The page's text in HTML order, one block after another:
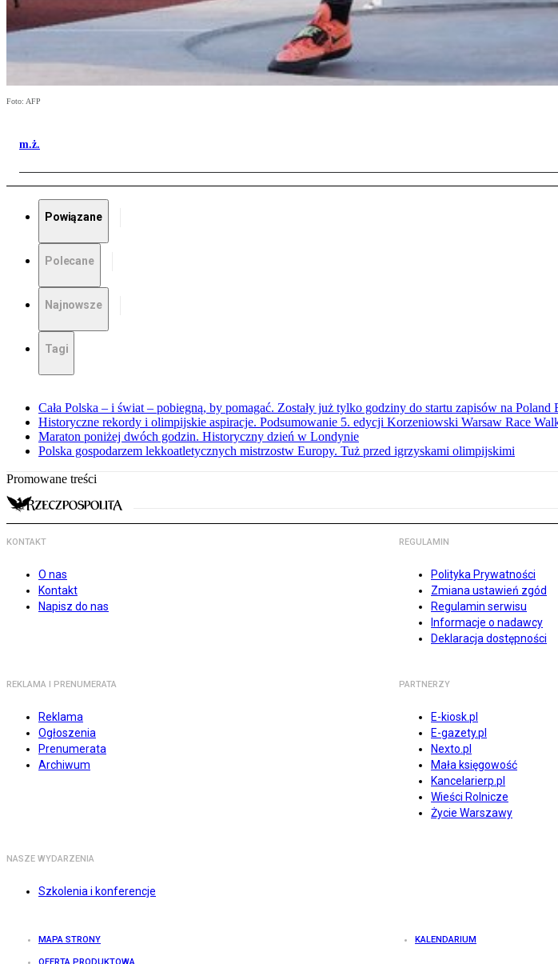
Foto: AFP
m.ż.
Powiązane
Polecane
Najnowsze
Tagi
Cała Polska – i świat – pobiegną, by pomagać. Zostały już tylko godziny do startu zapisów na Poland
Historyczne rekordy i olimpijskie aspiracje. Podsumowanie 5. edycji Korzeniowski Warsaw Race
Maraton poniżej dwóch godzin. Historyczny dzień w Londynie
Polska gospodarzem lekkoatletycznych mistrzostw Europy. Tuż przed igrzyskami olimpijskimi
Promowane treści
KONTAKT
O nas
Kontakt
Napisz do nas
REGULAMIN
Polityka Prywatności
Zmiana ustawień zgód
Regulamin serwisu
Informacje o nadawcy
Deklaracja dostępności
REKLAMA I PRENUMERATA
Reklama
Ogłoszenia
Prenumerata
Archiwum
PARTNERZY
E-kiosk.pl
E-gazety.pl
Nexto.pl
Mała księgowość
Kancelarierp.pl
Wieści Rolnicze
Życie Warszawy
NASZE WYDARZENIA
Szkolenia i konferencje
MAPA STRONY KALENDARIUM